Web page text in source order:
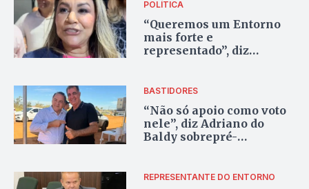
POLÍTICA
“Queremos um Entorno
mais forte e
representado”, diz
BASTIDORES
“Não só apoio como voto
nele”, diz Adriano do
Baldy sobrepré-
REPRESENTANTE DO ENTORNO